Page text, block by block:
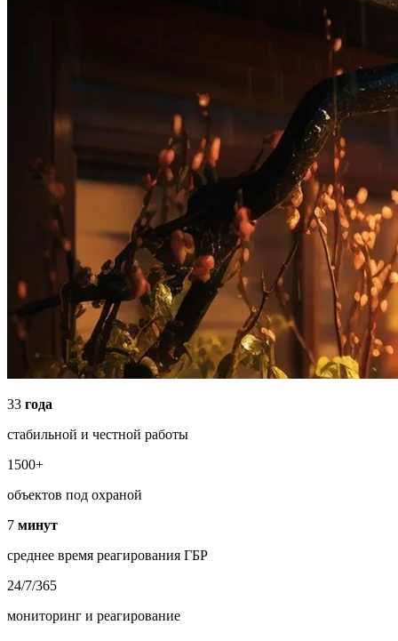
33 года
стабильной и честной работы
1500+
объектов под охраной
7 минут
среднее время реагирования ГБР
24/7/365
мониторинг и реагирование